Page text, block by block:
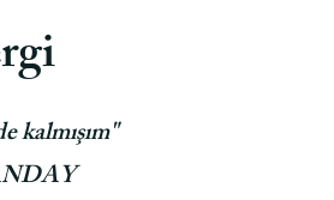
kalmışım"